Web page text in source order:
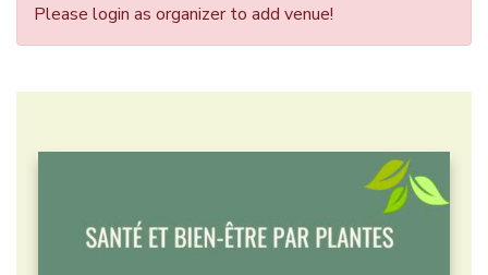
Please login as organizer to add venue!